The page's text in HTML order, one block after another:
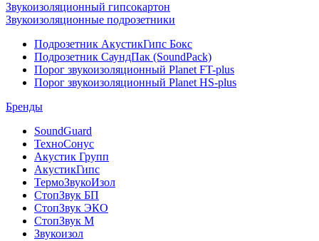
Звукоизоляционный гипсокартон
Звукоизоляционные подрозетники
Подрозетник АкустикГипс Бокс
Подрозетник СаундПак (SoundPack)
Порог звукоизоляционный Planet FT-plus
Порог звукоизоляционный Planet HS-plus
Бренды
SoundGuard
ТехноСонус
Акустик Групп
АкустикГипс
ТермоЗвукоИзол
СтопЗвук БП
СтопЗвук ЭКО
СтопЗвук М
Звукоизол